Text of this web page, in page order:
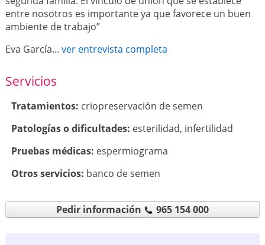
entre nosotros es importante ya que favorece un buen
ambiente de trabajo”
Eva García... ver entrevista completa
Servicios
Tratamientos: criopreservación de semen
Patologí­as o dificultades: esterilidad, infertilidad
Pruebas médicas: espermiograma
Otros servicios: banco de semen
Pedir información 965 154 000